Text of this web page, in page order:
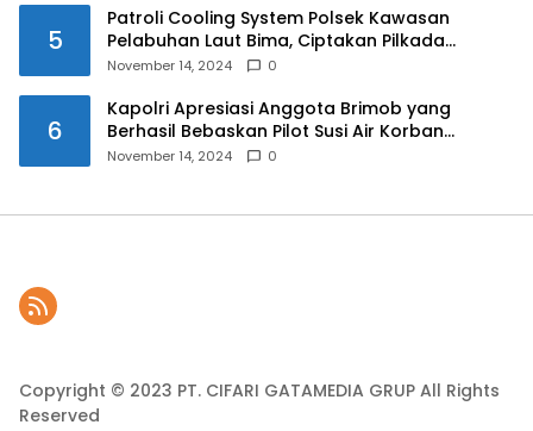
5
Patroli Cooling System Polsek Kawasan
Pelabuhan Laut Bima, Ciptakan Pilkada
Serentak 2024 yang Aman dan Damai
November 14, 2024 0
6
Kapolri Apresiasi Anggota Brimob yang
Berhasil Bebaskan Pilot Susi Air Korban
Penyanderaan KKB
November 14, 2024 0
Copyright © 2023 PT. CIFARI GATAMEDIA GRUP All Rights
Reserved